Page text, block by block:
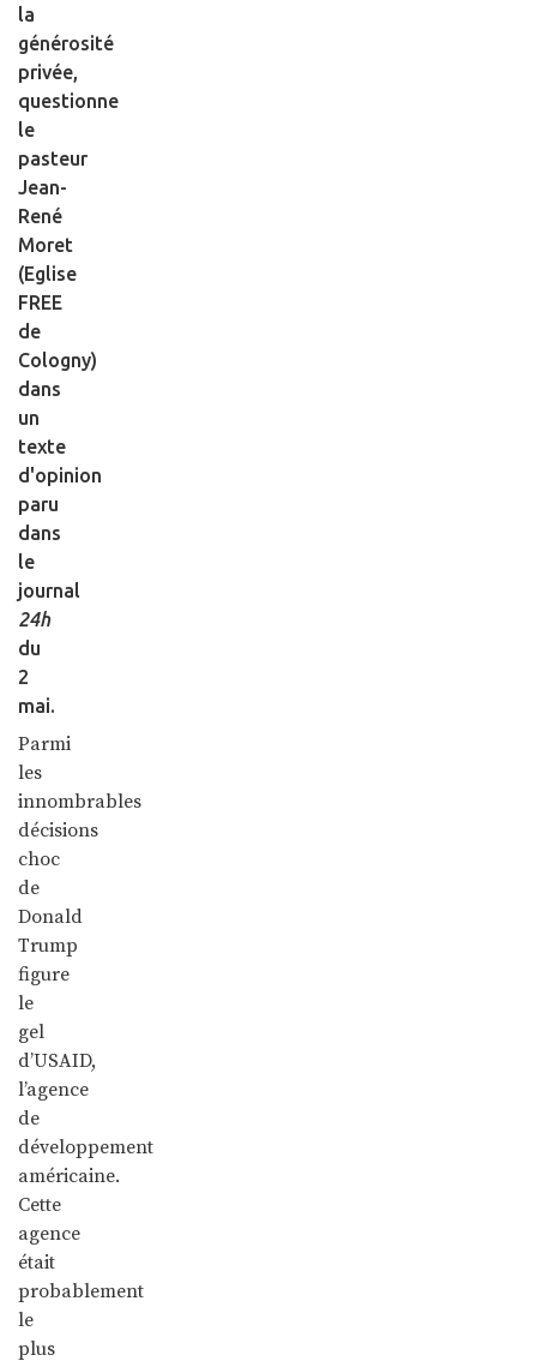
la
générosité
privée,
questionne
le
pasteur
Jean-
René
Moret
(Eglise
FREE
de
Cologny)
dans
un
texte
d'opinion
paru
dans
le
journal
24h
du
2
mai.
Parmi
les
innombrables
décisions
choc
de
Donald
Trump
figure
le
gel
d’USAID,
l’agence
de
développement
américaine.
Cette
agence
était
probablement
le
plus